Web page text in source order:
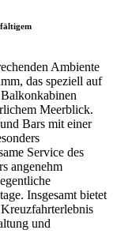
Ambiente
das speziell auf
Meerblick.
Bars mit einer
Service des
angenehm
Insgesamt bietet
und